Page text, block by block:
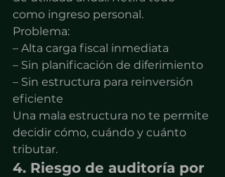
como ingreso personal.
Problema:
– Alta carga fiscal inmediata
– Sin planificación de diferimiento
– Sin estructura para reinversión
eficiente
Una mala estructura no te permite
decidir cómo, cuándo y cuánto
tributar.
4. Riesgo de auditoría por